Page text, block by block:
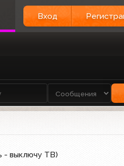
Вход
- выключу ТВ)